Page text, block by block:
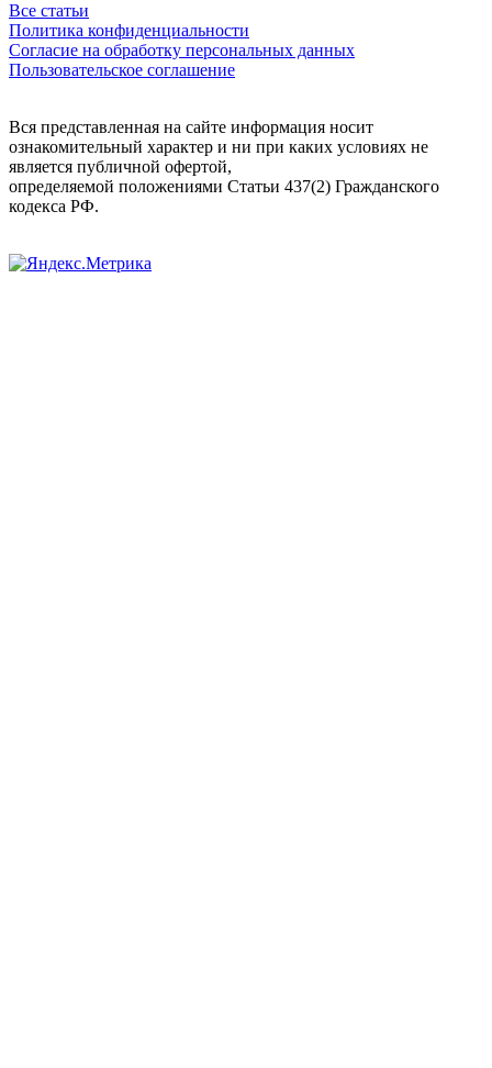
Все статьи
Политика конфиденциальности
Согласие на обработку персональных данных
Пользовательское соглашение
Вся представленная на сайте информация носит
ознакомительный характер и ни при каких условиях не
является публичной офертой,
определяемой положениями Статьи 437(2) Гражданского
кодекса РФ.